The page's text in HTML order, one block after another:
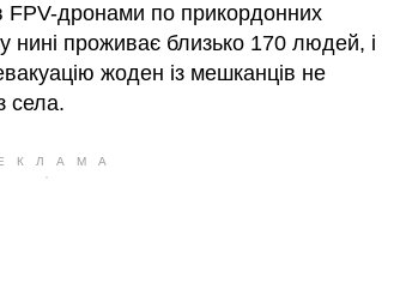
FPV-дронами по прикордонних
нині проживає близько 170 людей, і
жоден із мешканців не
села.